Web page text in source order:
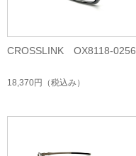
CROSSLINK OX8118-0256
18,370円 （税込み）